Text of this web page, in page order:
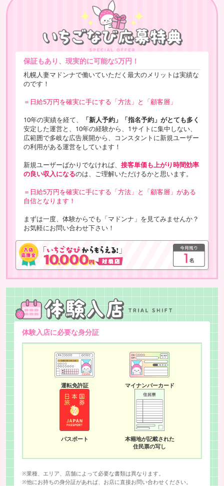
12,000円～14,000円
保証もあり、現実的に可能な5万円！
札幌人妻マドンナで働いていただく最大のメリットは実績な
のです！
＝日給5万円を確実に手にする「方法」と「顧客層」
10年の実績を経て、
「新人予約」「指名予約」がとても多く
安定した運営と、10年の経験から、1サイトに集中しない、
広範囲で多岐な広告展開から、コンスタントに新規ユーザー
の利用がある運営をしています！
新規ユーザーばかりでなければ、 接客単価も上がり時間効率
の良い収入になるのは、ご理解いただけるかと思います。
＝日給5万円を確実に手にする「方法」と「顧客層」がある
自信となります！
まずは一度、体験からでも「マドンナ」を見てみませんか？
お気軽にお問い合わせ下さい！
体験入店に必要な身分証
運転免許証 マイナンバーカード
パスポート
本籍地が記載された
住民票の写し
※業種、エリア、店舗によって必要な書類は異なります。
※他にお持ちの身分証があれば、お店に直接お問い合わせください。